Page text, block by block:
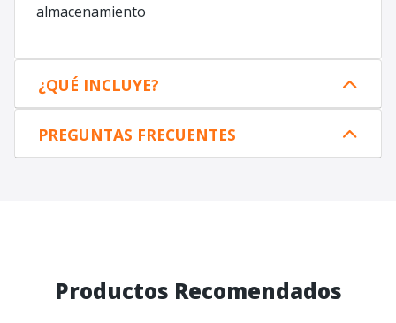
almacenamiento
¿QUÉ INCLUYE?
PREGUNTAS FRECUENTES
Productos Recomendados